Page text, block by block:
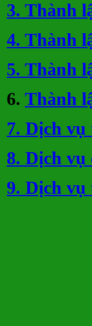
3. Thành
4. Thành
5. Thành
6. Thành
7. Dịch
8. Dịch vụ
9. Dịch vụ